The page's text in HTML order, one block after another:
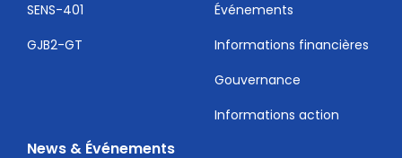
SENS-401
GJB2-GT
Événements
Informations financières
Gouvernance
Informations action
News & Événements